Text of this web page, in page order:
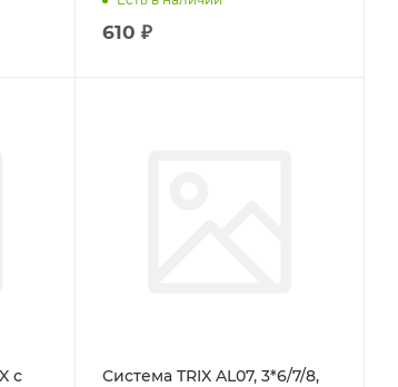
610 ₽
с
Система TRIX AL07, 3*6/7/8,